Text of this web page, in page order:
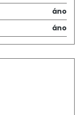
áno
áno